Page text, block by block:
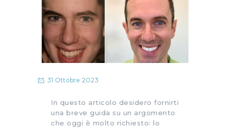
31 Ottobre 2023
In questo articolo desidero fornirti
una breve guida su un argomento
che oggi è molto richiesto: lo